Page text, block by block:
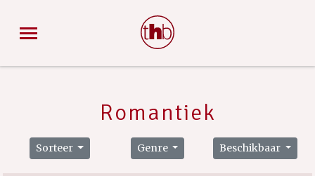
Romantiek
Sorteer Genre Beschikbaar